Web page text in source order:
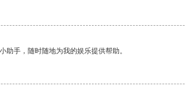
助手，随时随地为我的娱乐提供帮助。